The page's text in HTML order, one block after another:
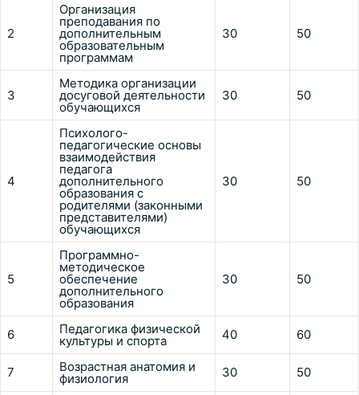
2
Организация
преподавания по
дополнительным
образовательным
программам
30 50
3
Методика организации
досуговой деятельности
обучающихся
30 50
4
Психолого-
педагогические основы
взаимодействия
педагога
дополнительного
образования с
родителями (законными
представителями)
обучающихся
30 50
5
Программно-
методическое
обеспечение
дополнительного
образования
30 50
6 Педагогика физической
культуры и спорта 40 60
7 Возрастная анатомия и
физиология 30 50